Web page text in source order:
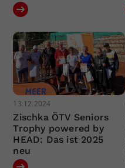
13.12.2024
Zischka ÖTV Seniors
Trophy powered by
HEAD: Das ist 2025
neu